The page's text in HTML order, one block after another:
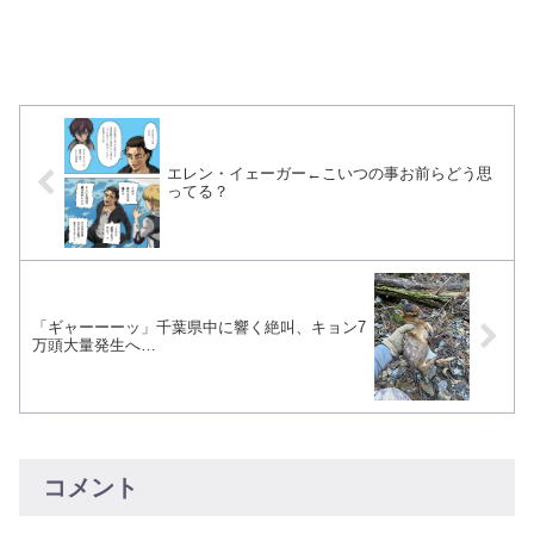
エレン・イェーガー←こいつの事お前らどう思
ってる？
「ギャーーーッ」千葉県中に響く絶叫、キョン7
万頭大量発生へ…
コメント